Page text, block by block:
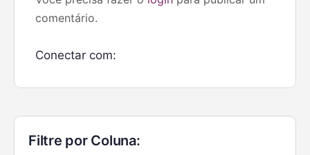
comentário.
Conectar com:
Filtre por Coluna: